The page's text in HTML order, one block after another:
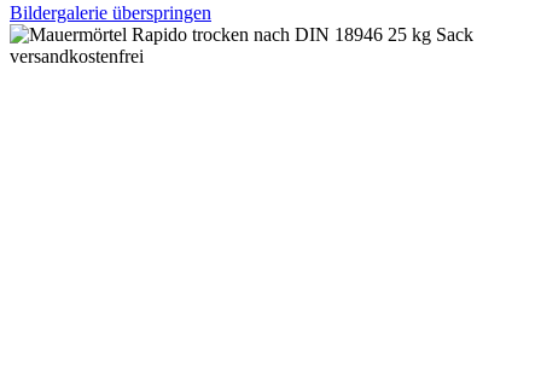
Bildergalerie überspringen